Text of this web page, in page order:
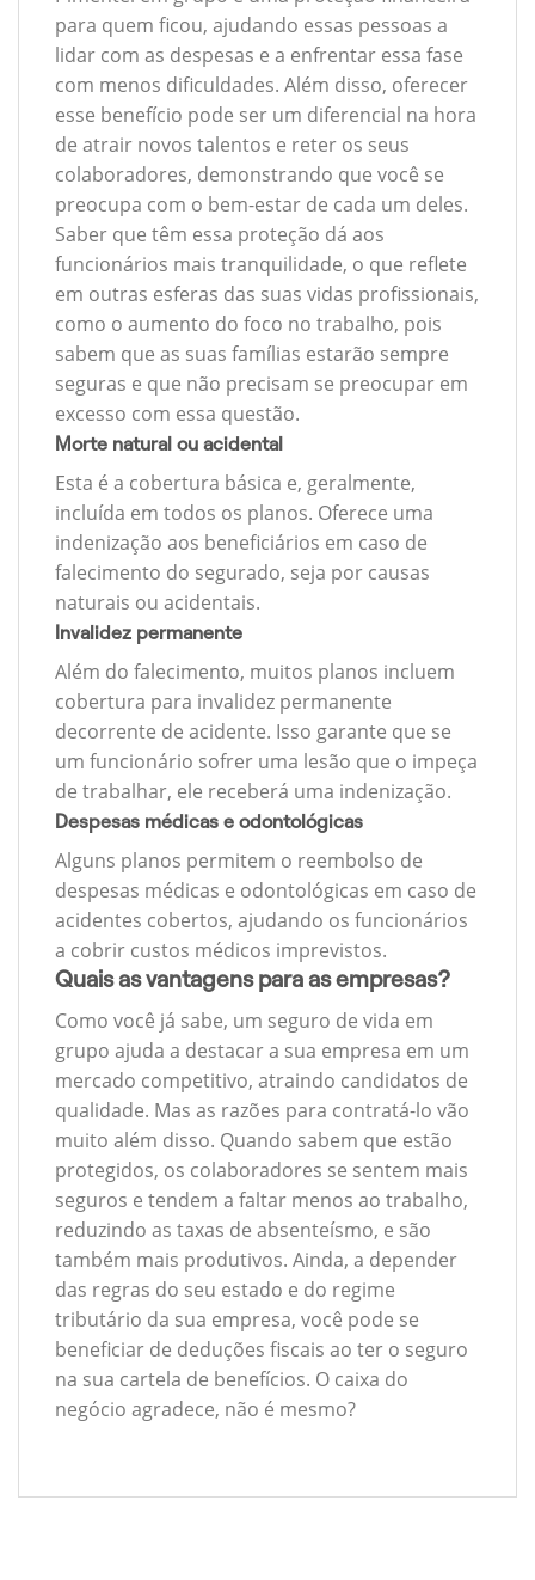
para quem ficou, ajudando essas pessoas a
lidar com as despesas e a enfrentar essa fase
com menos dificuldades. Além disso, oferecer
esse benefício pode ser um diferencial na hora
de atrair novos talentos e reter os seus
colaboradores, demonstrando que você se
preocupa com o bem-estar de cada um deles.
Saber que têm essa proteção dá aos
funcionários mais tranquilidade, o que reflete
em outras esferas das suas vidas profissionais,
como o aumento do foco no trabalho, pois
sabem que as suas famílias estarão sempre
seguras e que não precisam se preocupar em
excesso com essa questão.
Morte natural ou acidental
Esta é a cobertura básica e, geralmente,
incluída em todos os planos. Oferece uma
indenização aos beneficiários em caso de
falecimento do segurado, seja por causas
naturais ou acidentais.
Invalidez permanente
Além do falecimento, muitos planos incluem
cobertura para invalidez permanente
decorrente de acidente. Isso garante que se
um funcionário sofrer uma lesão que o impeça
de trabalhar, ele receberá uma indenização.
Despesas médicas e odontológicas
Alguns planos permitem o reembolso de
despesas médicas e odontológicas em caso de
acidentes cobertos, ajudando os funcionários
a cobrir custos médicos imprevistos.
Quais as vantagens para as empresas?
Como você já sabe, um seguro de vida em
grupo ajuda a destacar a sua empresa em um
mercado competitivo, atraindo candidatos de
qualidade. Mas as razões para contratá-lo vão
muito além disso. Quando sabem que estão
protegidos, os colaboradores se sentem mais
seguros e tendem a faltar menos ao trabalho,
reduzindo as taxas de absenteísmo, e são
também mais produtivos. Ainda, a depender
das regras do seu estado e do regime
tributário da sua empresa, você pode se
beneficiar de deduções fiscais ao ter o seguro
na sua cartela de benefícios. O caixa do
negócio agradece, não é mesmo?